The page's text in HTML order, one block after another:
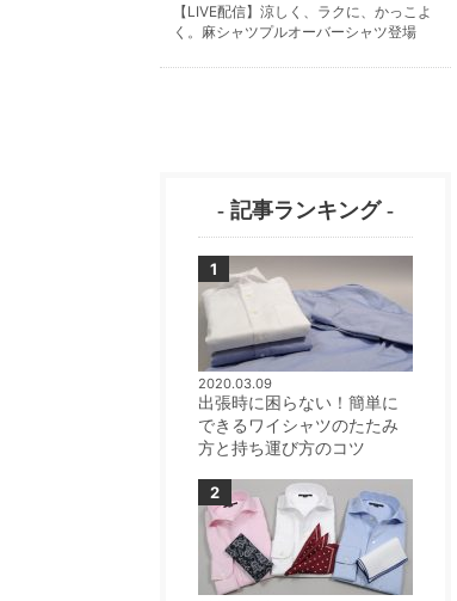
【LIVE配信】涼しく、ラクに、かっこよ
く。麻シャツプルオーバーシャツ登場
- 記事ランキング -
2020.03.09
出張時に困らない！簡単に
できるワイシャツのたたみ
方と持ち運び方のコツ